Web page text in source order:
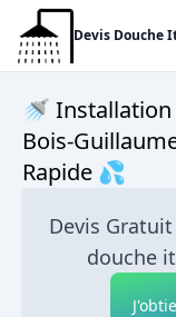
Devis Douche
🚿 Installation
Bois-
Rapide 💦
Devis
douche